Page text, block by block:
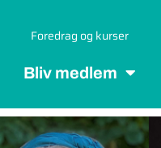
Foredrag og kurser
Bliv medlem